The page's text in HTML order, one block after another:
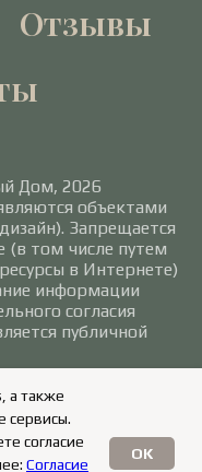
а также
сервисы.
согласие
Согласие
OK
Отзывы
Дом, 2026
объектами
Запрещается
(в том числе путем
в Интернете)
информации
согласия
публичной
персональных
персональных